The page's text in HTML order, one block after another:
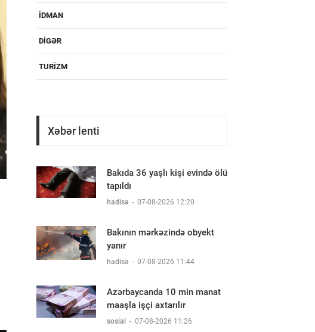
IDMAN
DIGƏR
TURIZM
Xəbər lenti
Bakıda 36 yaşlı kişi evində ölü
tapıldı
hadisə - 07-08-2026 12:20
Bakının mərkəzində obyekt
yanır
hadisə - 07-08-2026 11:44
Azərbaycanda 10 min manat
maaşla işçi axtarılır
sosial - 07-08-2026 11:26